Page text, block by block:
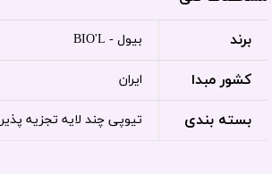
برند بیول - BIO'L
کشور مبدا ایران
بسته بندی تیوپی چند لایه تجزیه پذیر